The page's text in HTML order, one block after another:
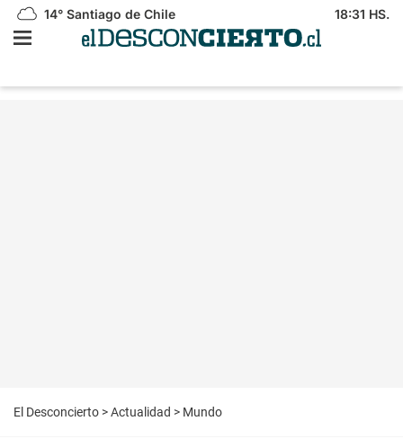
14° Santiago de Chile 18:31 HS.
El Desconcierto >Actualidad > Mundo